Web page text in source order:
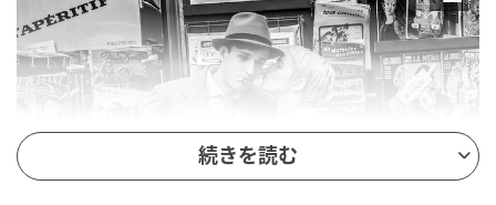
続きを読む